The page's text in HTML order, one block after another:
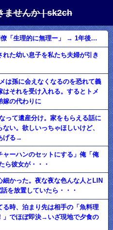
ませんか | sk2ch
僚「生理的に無理ー」 → 1年後…
た幼い息子を私たち夫婦が引き
は孫に会えなくなるのを恐れて義
それを受け入れる。するとトメ
嫁の代わりに
って遺産分け。家をもらえる話に
い。欲しいっちゃほしいけど、
げる→
ーハンのセットにする」俺「俺
ら彼女が・・・
かった。夜な夜な色んな人とLIN
を放置していたら・・・
時、泊まり先は相手の「魚料理
」でほぼ即決→いざ現地で夕食の